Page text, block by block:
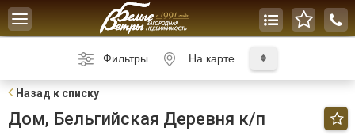
Toggle
navigation
Фильтры На карте
Назад к списку
Дом, Бельгийская Деревня к/п